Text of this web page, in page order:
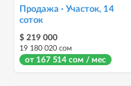
Продажа · Участок, 14
соток
$ 219 000
19 180 020 сом
от 167 514 сом / мес